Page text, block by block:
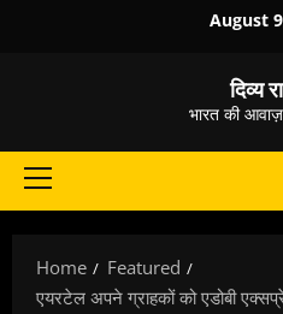
August
दिव्य
भारत की आवाज़
Primary
Home
Featured
एयरटेल अपने ग्राहकों को एडोबी